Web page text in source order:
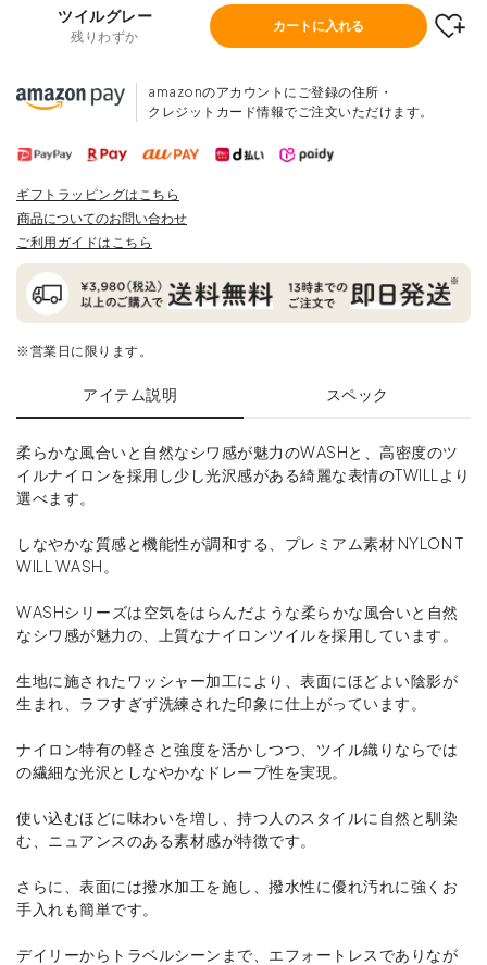
ツイルグレー
残りわずか
カートに入れる
amazonのアカウントにご登録の住所・
クレジットカード情報でご注文いただけます。
ギフトラッピングはこちら
商品についてのお問い合わせ
ご利用ガイドはこちら
※営業日に限ります。
アイテム説明 スペック
柔らかな風合いと自然なシワ感が魅力のWASHと、高密度のツ
イルナイロンを採用し少し光沢感がある綺麗な表情のTWILLより
選べます。
しなやかな質感と機能性が調和する、プレミアム素材 NYLON T
WILL WASH。
WASHシリーズは空気をはらんだような柔らかな風合いと自然
なシワ感が魅力の、上質なナイロンツイルを採用しています。
生地に施されたワッシャー加工により、表面にほどよい陰影が
生まれ、ラフすぎず洗練された印象に仕上がっています。
ナイロン特有の軽さと強度を活かしつつ、ツイル織りならでは
の繊細な光沢としなやかなドレープ性を実現。
使い込むほどに味わいを増し、持つ人のスタイルに自然と馴染
む、ニュアンスのある素材感が特徴です。
さらに、表面には撥水加工を施し、撥水性に優れ汚れに強くお
手入れも簡単です。
デイリーからトラベルシーンまで、エフォートレスでありなが